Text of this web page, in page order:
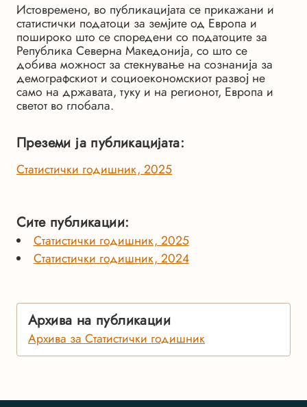
Истовремено, во публикацијата се прикажани и
статистички податоци за земјите од Европа и
пошироко што се споредени со податоците за
Република Северна Македонија, со што се
добива можност за стекнување на сознанија за
демографскиот и социоекономскиот развој не
само на државата, туку и на регионот, Европа и
светот во глобала.
Преземи ја публикацијата:
Статистички годишник, 2025
Сите публикации:
Статистички годишник, 2025
Статистички годишник, 2024
Архива на публикации
Архива за Статистички годишник